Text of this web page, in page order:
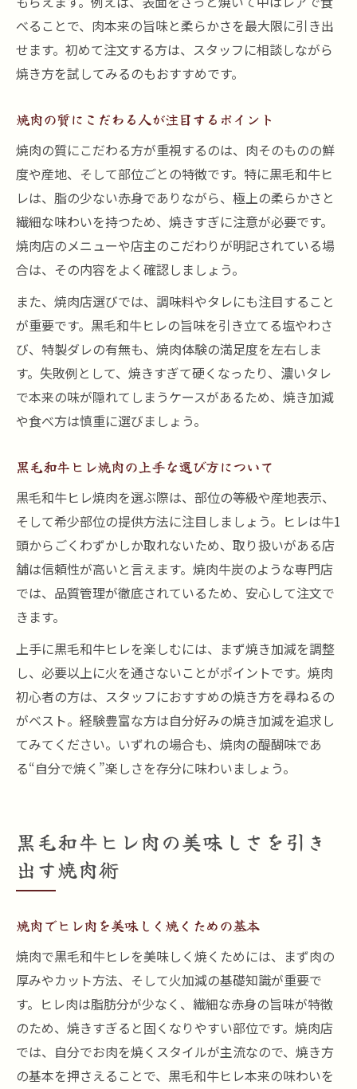
べることで、肉本来の旨味と柔らかさを最大限に引き出
せます。初めて注文する方は、スタッフに相談しながら
焼き方を試してみるのもおすすめです。
焼肉の質にこだわる人が注目するポイント
焼肉の質にこだわる方が重視するのは、肉そのものの鮮
度や産地、そして部位ごとの特徴です。特に黒毛和牛ヒ
レは、脂の少ない赤身でありながら、極上の柔らかさと
繊細な味わいを持つため、焼きすぎに注意が必要です。
焼肉店のメニューや店主のこだわりが明記されている場
合は、その内容をよく確認しましょう。
また、焼肉店選びでは、調味料やタレにも注目すること
が重要です。黒毛和牛ヒレの旨味を引き立てる塩やわさ
び、特製ダレの有無も、焼肉体験の満足度を左右しま
す。失敗例として、焼きすぎて硬くなったり、濃いタレ
で本来の味が隠れてしまうケースがあるため、焼き加減
や食べ方は慎重に選びましょう。
黒毛和牛ヒレ焼肉の上手な選び方について
黒毛和牛ヒレ焼肉を選ぶ際は、部位の等級や産地表示、
そして希少部位の提供方法に注目しましょう。ヒレは牛1
頭からごくわずかしか取れないため、取り扱いがある店
舗は信頼性が高いと言えます。焼肉牛炭のような専門店
では、品質管理が徹底されているため、安心して注文で
きます。
上手に黒毛和牛ヒレを楽しむには、まず焼き加減を調整
し、必要以上に火を通さないことがポイントです。焼肉
初心者の方は、スタッフにおすすめの焼き方を尋ねるの
がベスト。経験豊富な方は自分好みの焼き加減を追求し
てみてください。いずれの場合も、焼肉の醍醐味であ
る“自分で焼く”楽しさを存分に味わいましょう。
黒毛和牛ヒレ肉の美味しさを引き
出す焼肉術
焼肉でヒレ肉を美味しく焼くための基本
焼肉で黒毛和牛ヒレを美味しく焼くためには、まず肉の
厚みやカット方法、そして火加減の基礎知識が重要で
す。ヒレ肉は脂肪分が少なく、繊細な赤身の旨味が特徴
のため、焼きすぎると固くなりやすい部位です。焼肉店
では、自分でお肉を焼くスタイルが主流なので、焼き方
の基本を押さえることで、黒毛和牛ヒレ本来の味わいを